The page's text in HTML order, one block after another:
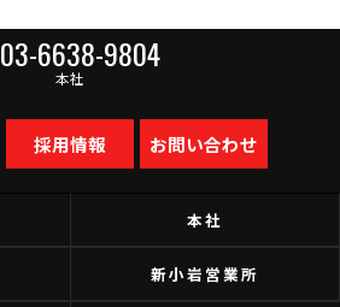
03-6638-9804
本社
採用情報 お問い合わせ
本社
新小岩営業所